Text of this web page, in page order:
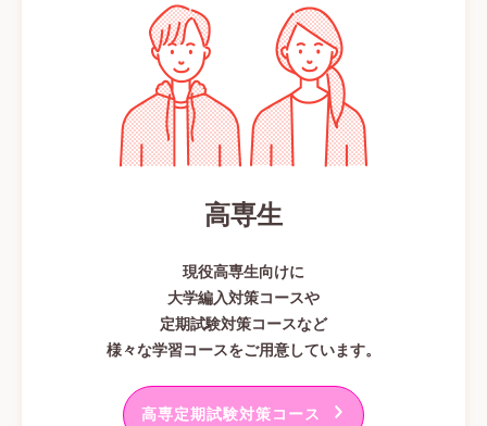
高専生
現役高専生向けに
大学編入対策コースや
定期試験対策コースなど
様々な学習コースをご用意しています。
高専定期試験対策コース